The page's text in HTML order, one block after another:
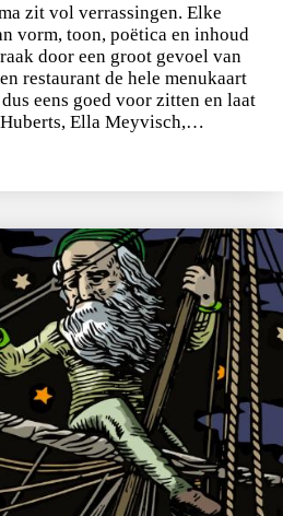
zit vol verrassingen. Elke
vorm, toon, poëtica en inhoud
door een groot gevoel van
restaurant de hele menukaart
eens goed voor zitten en laat
Ella Meyvisch,…